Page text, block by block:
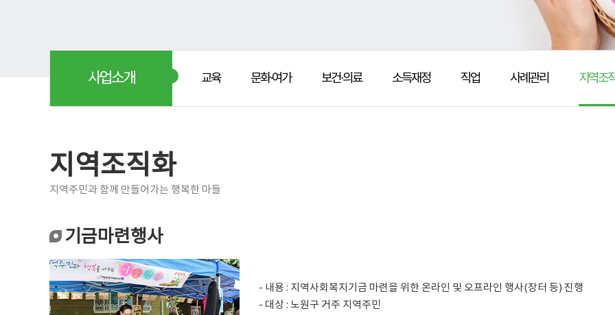
사업소개 교육 문화·여가 보건·의료 소득재정 직업 사례관리 지역조
지역조직화
지역주민과 함께 만들어가는 행복한 마들
기금마련행사
- 내용 : 지역사회복지기금 마련을 위한 온라인 및 오프라인 행사(장터 등) 진행
- 대상 : 노원구 거주 지역주민